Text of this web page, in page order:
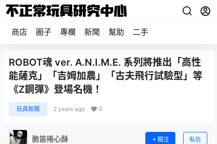
商店 圈子 專欄 新聞 幫助 二手
ROBOT魂 ver. A.N.I.M.E. 系列將推出「高性
能薩克」「吉姆加農」「古夫飛行試驗型」等
《Z鋼彈》登場名機！
玩具新聞 2 years ago 0
脆笛捲心酥 關注 私信